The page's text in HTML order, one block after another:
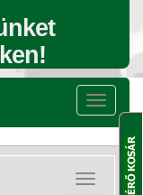
Menü
Kategóriák